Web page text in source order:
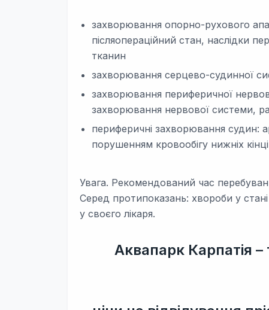
захворювання опорно-рухового
післяопераційний стан, наслідки
тканин
захворювання серцево-судинної
захворювання периферичної
захворювання нервової системи,
периферичні захворювання судин:
порушенням кровообігу нижніх
Увага. Рекомендований час
Серед протипоказань: хвороби у
у своєго лікаря.
Аквапарк Карпатія